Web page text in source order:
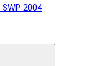
2004